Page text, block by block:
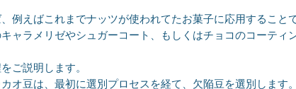
例えばこれまでナッツが使われてたお菓子に応用すること
ャラメリゼやシュガーコート、もしくはチョコのコーティ
ご説明します。
オ豆は、最初に選別プロセスを経て、欠陥豆を選別します